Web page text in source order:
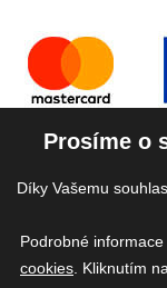
Prosíme o
Díky Vašemu
Podrobné
cookies . Kliknutím